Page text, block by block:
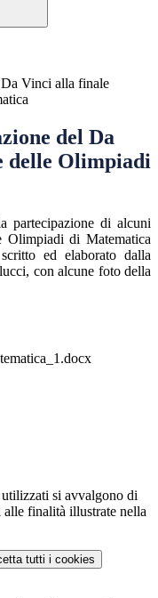
Vinci alla finale
del Da
delle Olimpiadi
partecipazione di alcuni
Olimpiadi di Matematica
ed elaborato dalla
con alcune foto della
si avvalgono di
finalità illustrate nella
tutti i cookies